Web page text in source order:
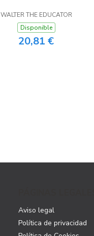
WALTER THE EDUCATOR
Disponible
20,81 €
Aviso legal
Política de privacidad